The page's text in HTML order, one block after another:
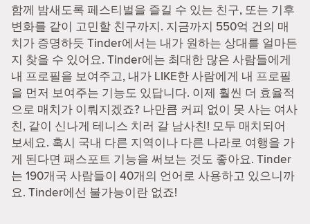
함께 밤새도록 페스티벌을 즐길 수 있는 친구, 또는 기후
변화를 같이 고민할 친구까지. 지금까지 550억 건의 매
치가 증명하듯 Tinder에서는 내가 원하는 상대를 얼마든
지 찾을 수 있어요. Tinder에는 최대한 많은 사람들에게
내 프로필을 보여주고, 내가 LIKE한 사람에게 내 프로필
을 먼저 보여주는 기능도 있답니다. 이제 훨씬 더 효율적
으로 매치가 이뤄지겠죠? 나만큼 커피 없이 못 사는 여사
친, 같이 신나게 테니스 치러 갈 남사친! 모두 매치되어
보세요. 혹시 국내 다른 지역이나 다른 나라로 여행을 가
게 된다면 패스포트 기능을 써보는 것도 좋아요. Tinder
는 190개국 사람들이 40개의 언어로 사용하고 있으니까
요. Tinder에선 불가능이란 없죠!